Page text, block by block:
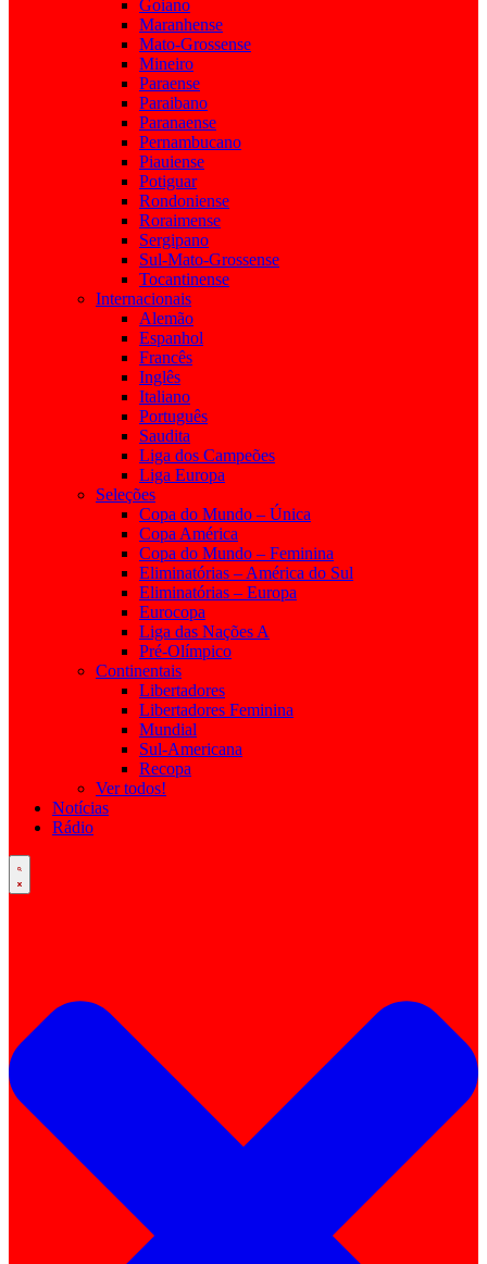
Goiano
Maranhense
Mato-Grossense
Mineiro
Paraense
Paraibano
Paranaense
Pernambucano
Piauiense
Potiguar
Rondoniense
Roraimense
Sergipano
Sul-Mato-Grossense
Tocantinense
Internacionais
Alemão
Espanhol
Francês
Inglês
Italiano
Português
Saudita
Liga dos Campeões
Liga Europa
Seleções
Copa do Mundo – Única
Copa América
Copa do Mundo – Feminina
Eliminatórias – América do Sul
Eliminatórias – Europa
Eurocopa
Liga das Nações A
Pré-Olímpico
Continentais
Libertadores
Libertadores Feminina
Mundial
Sul-Americana
Recopa
Ver todos!
Notícias
Rádio